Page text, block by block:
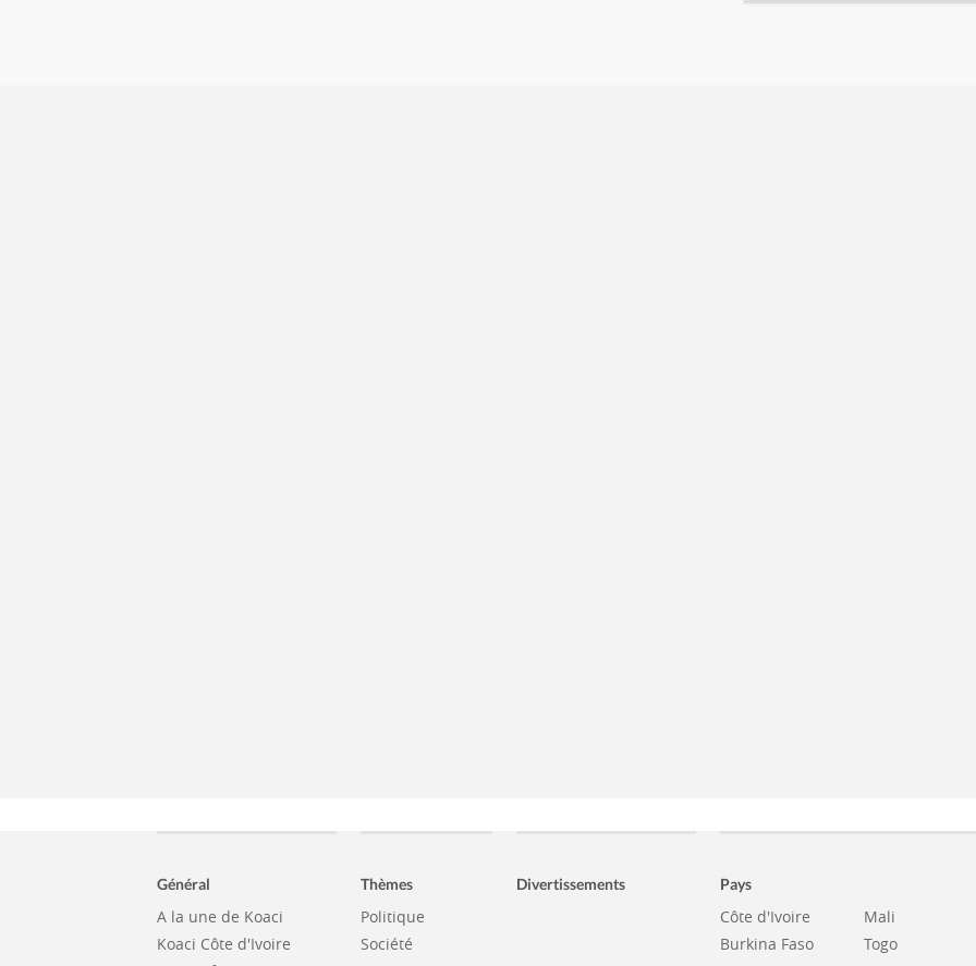
Général
A la une de Koaci
Koaci Côte d'Ivoire
Thèmes
Politique
Société
Divertissements Pays
Côte d'Ivoire
Burkina Faso
Mali
Togo